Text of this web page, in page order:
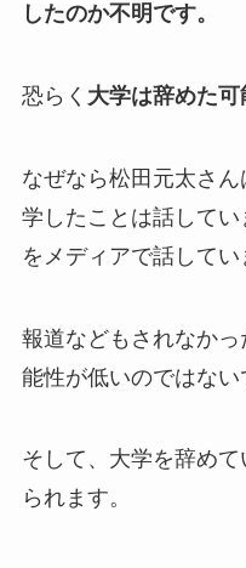
したのか不明です。
恐らく 大学は辞めた可
なぜなら松田元太さ
学したことは話して
をメディアで話してい
報道などもされなか
能性が低いのではない
そして、大学を辞め
られます。